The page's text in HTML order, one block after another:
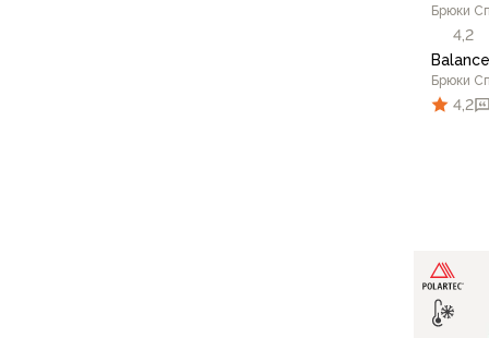
Брюки
4,2
Брюки
4,2